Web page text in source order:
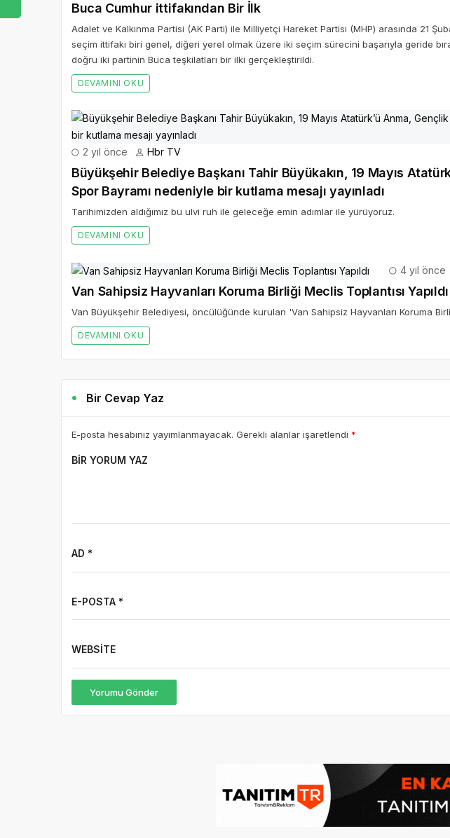
Buca Cumhur ittifakından Bir İlk
Adalet ve Kalkınma Partisi (AK Parti) ile Milliyetçi Hareket Partisi (MHP) arasında 21
seçim ittifakı biri genel, diğeri yerel olmak üzere iki seçim sürecini başarıyla geride
doğru iki partinin Buca teşkilatları bir ilki gerçekleştirildi.
DEVAMINI OKU
2 yıl önce Hbr TV
Büyükşehir Belediye Başkanı Tahir Büyükakın, 19 Mayıs
Spor Bayramı nedeniyle bir kutlama mesajı yayınladı
Tarihimizden aldığımız bu ulvi ruh ile geleceğe emin adımlar ile yürüyoruz.
DEVAMINI OKU
4 yıl önce
Van Sahipsiz Hayvanları Koruma Birliği Meclis Toplantısı Yapıldı
Van Büyükşehir Belediyesi, öncülüğünde kurulan 'Van Sahipsiz Hayvanları Koruma
DEVAMINI OKU
Bir Cevap Yaz
E-posta hesabınız yayımlanmayacak. Gerekli alanlar işaretlendi *
BIR YORUM YAZ
AD *
E-POSTA *
WEBSITE
Yorumu Gönder